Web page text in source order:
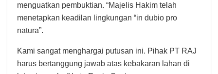
menguatkan pembuktian. “Majelis Hakim telah
menetapkan keadilan lingkungan “in dubio pro
natura”.
Kami sangat menghargai putusan ini. Pihak PT RAJ
harus bertanggung jawab atas kebakaran lahan di